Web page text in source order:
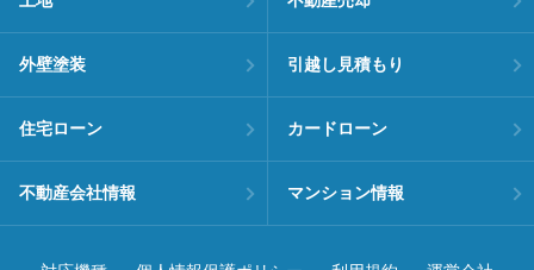
外壁塗装 引越し見積もり
住宅ローン カードローン
不動産会社情報 マンション情報